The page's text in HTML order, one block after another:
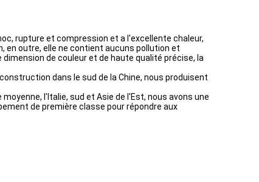
rupture et compression et a l'excellente chaleur,
outre, elle ne contient aucuns pollution et
de couleur et de haute qualité précise, la
dans le sud de la Chine, nous produisent
l'Italie, sud et Asie de l'Est, nous avons une
de première classe pour répondre aux